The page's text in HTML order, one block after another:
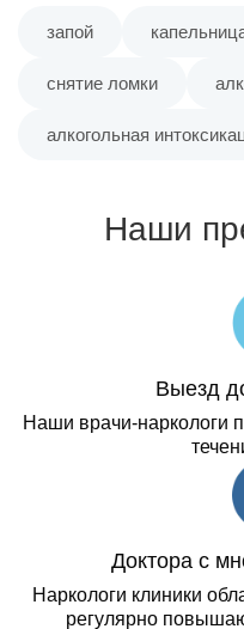
Квартал Нефтебаза
Квартал Промзона
Квартал Старый
Квартал Трест
Квартал Угренёвка
запой
снятие ломки
алкогольная
Наши
Выезд
Наши врачи-наркологи
Доктора с
Наркологи клиники
регулярно